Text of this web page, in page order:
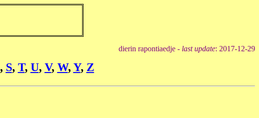
dierin rapontiaedje - last update: 2017-12-29
, S, T, U, V, W, Y, Z